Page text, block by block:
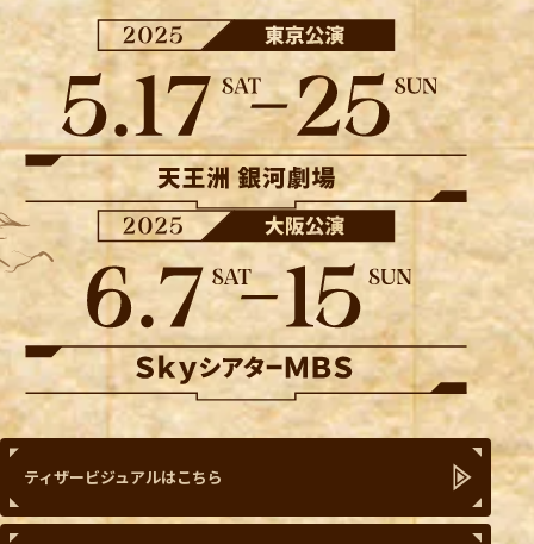
ティザービジュアルはこちら